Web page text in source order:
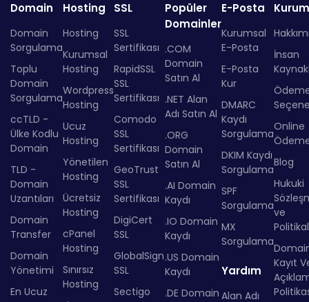
Domain
Domain
Sorgulama
Toplu
Domain
Sorgulama
ccTLD -
Ülke Kodlu
Domain
TLD -
Domain
Uzantıları
Domain
Transfer
Domain
Yönetimi
En Ucuz
Hosting
Hosting
Kurumsal
Hosting
Wordpress
Hosting
Ucuz
Hosting
Yönetilen
Hosting
Ücretsiz
Hosting
cPanel
Hosting
Sınırsız
Hosting
SSL
SSL
Sertifikası
RapidSSL
SSL
Sertifikası
Comodo
SSL
Sertifikası
GeoTrust
SSL
Sertifikası
DigiCert
SSL
GlobalSign
SSL
Sectigo
Popüler
Domainler
.COM
Domain
Satın Al
.NET Alan
Adı Satın Al
.ORG
Domain
Satın Al
.AI Domain
Kaydı
.IO Domain
Kaydı
.US Domain
Kaydı
.DE Domain
E-Posta
Kurumsal
E-Posta
E-Posta
Kur
DMARC
Kaydı
Sorgulama
DKIM Kaydı
Sorgulama
SPF
Sorgulama
MX
Sorgulama
Yardım
Alan Adı
İnsan
Online
Blog
Hukuki
ve
Kayıt